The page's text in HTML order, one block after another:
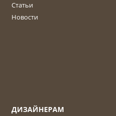
Статьи
Новости
ДИЗАЙНЕРАМ